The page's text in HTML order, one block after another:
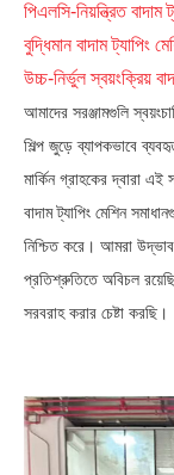
পিএলসি-নিয়ন্ত্রিত বাদাম
বুদ্ধিমান বাদাম ট্যাপিং
উচ্চ-নির্ভুল স্বয়ংক্রিয়
আমাদের সরঞ্জামগুলি
শিল্প জুড়ে ব্যাপকভাবে
মার্কিন গ্রাহকের
বাদাম ট্যাপিং মেশিন
নিশ্চিত করে। আমরা
প্রতিশ্রুতিতে অবিচল রয়েছি,
সরবরাহ করার চেষ্টা করছি।